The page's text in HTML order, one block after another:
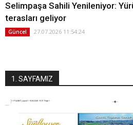
Selimpaşa Sahili Yenileniyor:
terasları geliyor
Güncel 27.07.2026 11:54:24
1. SAYFAMIZ